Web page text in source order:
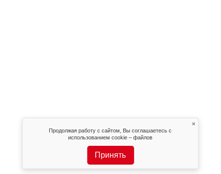
Продолжая работу с сайтом, Вы соглашаетесь с
использованием cookie – файлов
Принять
×